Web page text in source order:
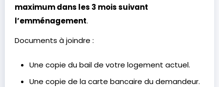
maximum dans les 3 mois suivant
l’emménagement.
Documents à joindre :
Une copie du bail de votre logement actuel.
Une copie de la carte bancaire du demandeur.